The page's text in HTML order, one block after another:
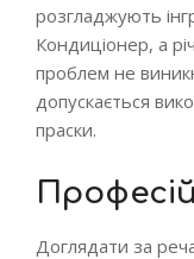
розгладжують
Кондиціонер, а
проблем не
допускається
праски.
Доглядати за